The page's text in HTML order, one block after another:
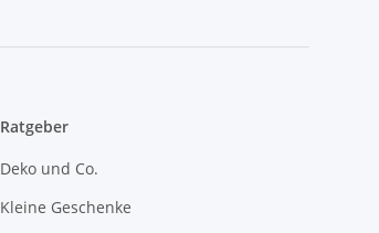
Ratgeber
Deko und Co.
Kleine Geschenke